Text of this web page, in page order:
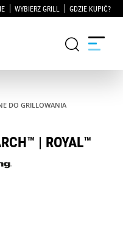
WYBIERZ GRILL GDZIE KUPIĆ?
DO GRILLOWANIA
| ROYAL™